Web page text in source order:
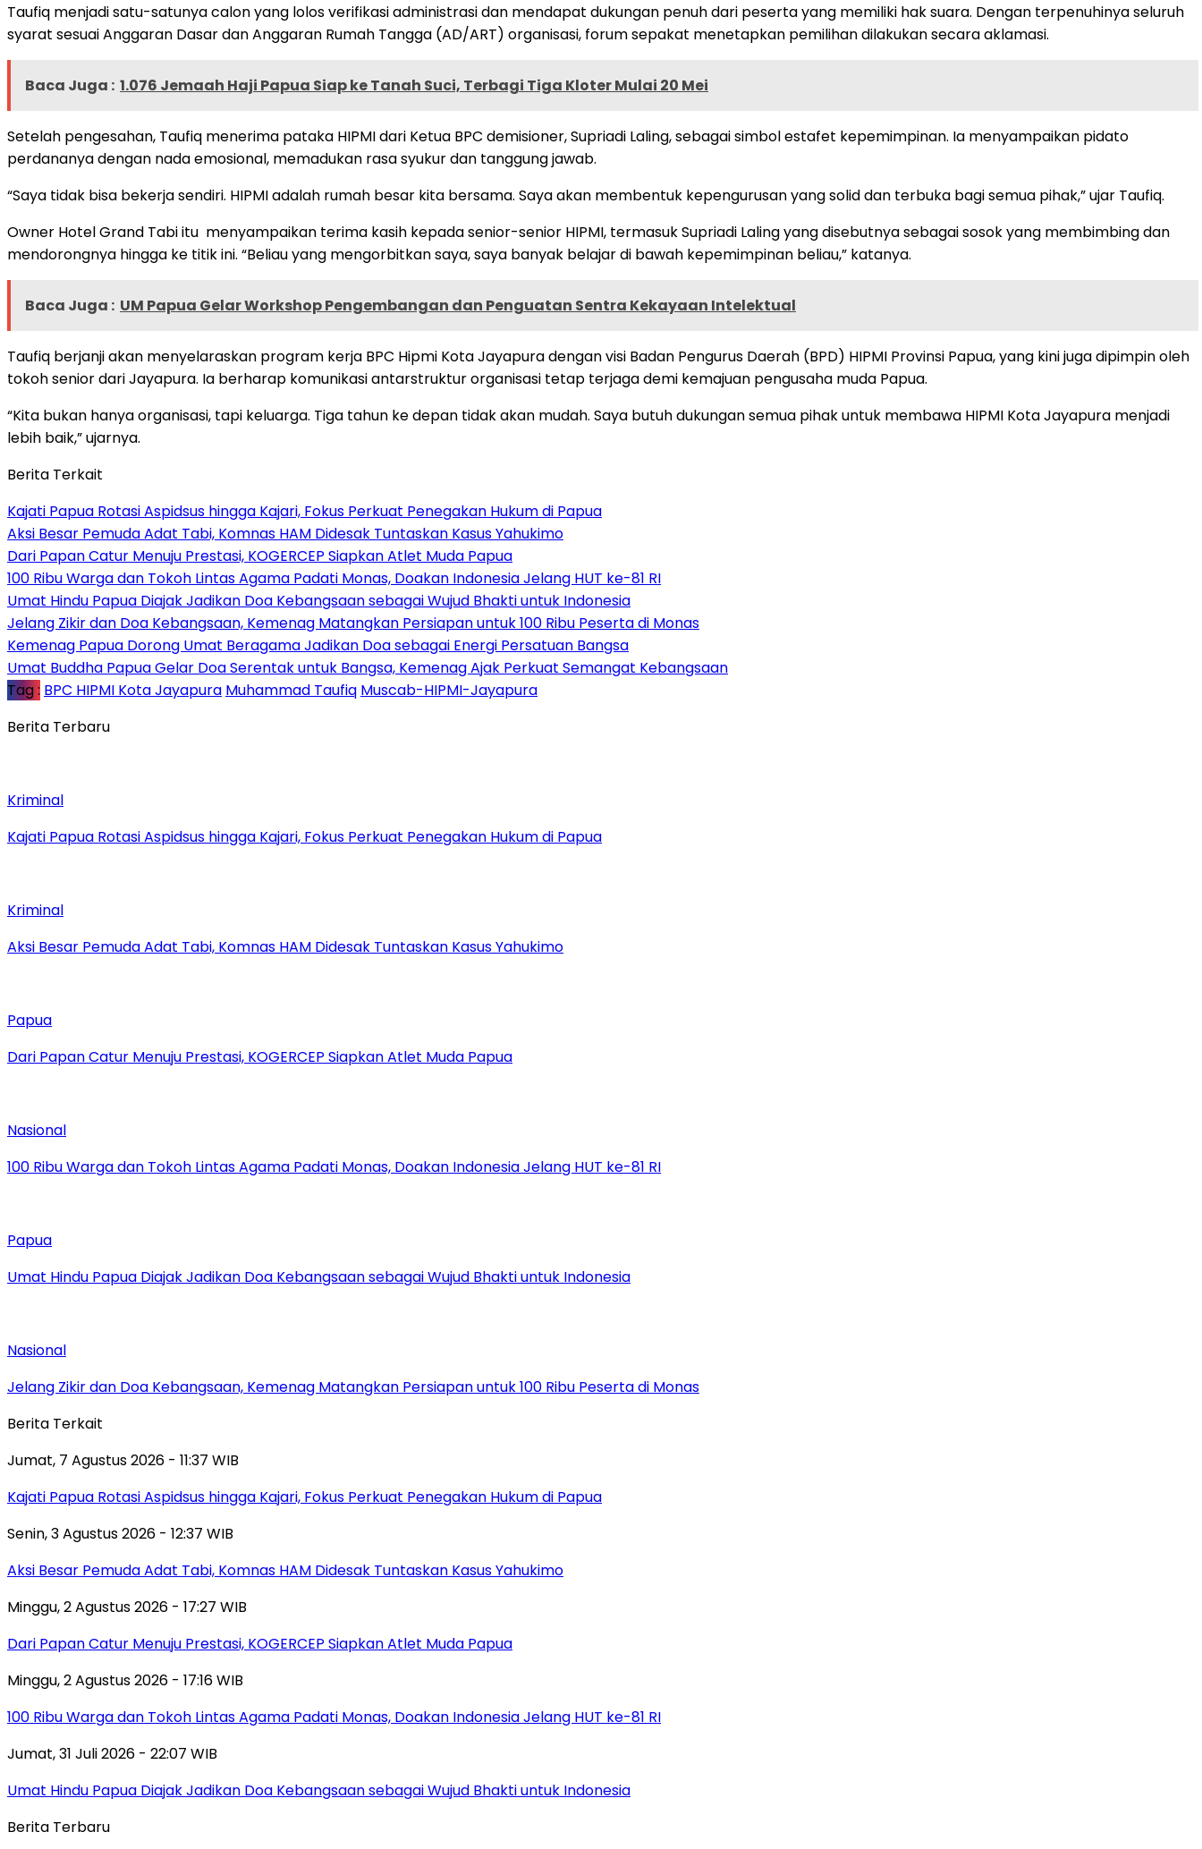
Taufiq menjadi satu-satunya calon yang lolos verifikasi administrasi dan mendapat dukungan penuh dari peserta yang memiliki hak suara. Dengan terpenuhinya seluruh
syarat sesuai Anggaran Dasar dan Anggaran Rumah Tangga (AD/ART) organisasi, forum sepakat menetapkan pemilihan dilakukan secara aklamasi.
Baca Juga : 1.076 Jemaah Haji Papua Siap ke Tanah Suci, Terbagi Tiga Kloter Mulai 20 Mei
Setelah pengesahan, Taufiq menerima pataka HIPMI dari Ketua BPC demisioner, Supriadi Laling, sebagai simbol estafet kepemimpinan. Ia menyampaikan pidato
perdananya dengan nada emosional, memadukan rasa syukur dan tanggung jawab.
“Saya tidak bisa bekerja sendiri. HIPMI adalah rumah besar kita bersama. Saya akan membentuk kepengurusan yang solid dan terbuka bagi semua pihak,” ujar Taufiq.
Owner Hotel Grand Tabi itu menyampaikan terima kasih kepada senior-senior HIPMI, termasuk Supriadi Laling yang disebutnya sebagai sosok yang membimbing dan
mendorongnya hingga ke titik ini. “Beliau yang mengorbitkan saya, saya banyak belajar di bawah kepemimpinan beliau,” katanya.
Baca Juga : UM Papua Gelar Workshop Pengembangan dan Penguatan Sentra Kekayaan Intelektual
Taufiq berjanji akan menyelaraskan program kerja BPC Hipmi Kota Jayapura dengan visi Badan Pengurus Daerah (BPD) HIPMI Provinsi Papua, yang kini juga dipimpin oleh
tokoh senior dari Jayapura. Ia berharap komunikasi antarstruktur organisasi tetap terjaga demi kemajuan pengusaha muda Papua.
“Kita bukan hanya organisasi, tapi keluarga. Tiga tahun ke depan tidak akan mudah. Saya butuh dukungan semua pihak untuk membawa HIPMI Kota Jayapura menjadi
lebih baik,” ujarnya.
Berita Terkait
Kajati Papua Rotasi Aspidsus hingga Kajari, Fokus Perkuat Penegakan Hukum di Papua
Aksi Besar Pemuda Adat Tabi, Komnas HAM Didesak Tuntaskan Kasus Yahukimo
Dari Papan Catur Menuju Prestasi, KOGERCEP Siapkan Atlet Muda Papua
100 Ribu Warga dan Tokoh Lintas Agama Padati Monas, Doakan Indonesia Jelang HUT ke-81 RI
Umat Hindu Papua Diajak Jadikan Doa Kebangsaan sebagai Wujud Bhakti untuk Indonesia
Jelang Zikir dan Doa Kebangsaan, Kemenag Matangkan Persiapan untuk 100 Ribu Peserta di Monas
Kemenag Papua Dorong Umat Beragama Jadikan Doa sebagai Energi Persatuan Bangsa
Umat Buddha Papua Gelar Doa Serentak untuk Bangsa, Kemenag Ajak Perkuat Semangat Kebangsaan
Tag : BPC HIPMI Kota Jayapura Muhammad Taufiq Muscab-HIPMI-Jayapura
Berita Terbaru
Kriminal
Kajati Papua Rotasi Aspidsus hingga Kajari, Fokus Perkuat Penegakan Hukum di Papua
Kriminal
Aksi Besar Pemuda Adat Tabi, Komnas HAM Didesak Tuntaskan Kasus Yahukimo
Papua
Dari Papan Catur Menuju Prestasi, KOGERCEP Siapkan Atlet Muda Papua
Nasional
100 Ribu Warga dan Tokoh Lintas Agama Padati Monas, Doakan Indonesia Jelang HUT ke-81 RI
Papua
Umat Hindu Papua Diajak Jadikan Doa Kebangsaan sebagai Wujud Bhakti untuk Indonesia
Nasional
Jelang Zikir dan Doa Kebangsaan, Kemenag Matangkan Persiapan untuk 100 Ribu Peserta di Monas
Berita Terkait
Jumat, 7 Agustus 2026 - 11:37 WIB
Kajati Papua Rotasi Aspidsus hingga Kajari, Fokus Perkuat Penegakan Hukum di Papua
Senin, 3 Agustus 2026 - 12:37 WIB
Aksi Besar Pemuda Adat Tabi, Komnas HAM Didesak Tuntaskan Kasus Yahukimo
Minggu, 2 Agustus 2026 - 17:27 WIB
Dari Papan Catur Menuju Prestasi, KOGERCEP Siapkan Atlet Muda Papua
Minggu, 2 Agustus 2026 - 17:16 WIB
100 Ribu Warga dan Tokoh Lintas Agama Padati Monas, Doakan Indonesia Jelang HUT ke-81 RI
Jumat, 31 Juli 2026 - 22:07 WIB
Umat Hindu Papua Diajak Jadikan Doa Kebangsaan sebagai Wujud Bhakti untuk Indonesia
Berita Terbaru